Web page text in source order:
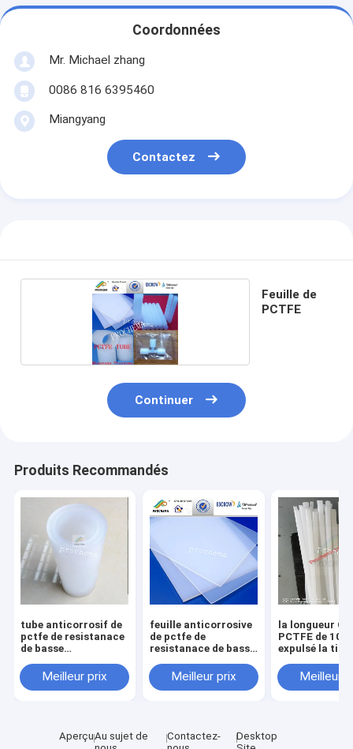
Coordonnées
Mr. Michael zhang
0086 816 6395460
Miangyang
Contactez
Feuille de
PCTFE
Continuer
Produits Recommandés
tube anticorrosif de
pctfe de resistanace
de basse
Meilleur prix
feuille anticorrosive
de pctfe de
resistanace de basse
Meilleur prix
la longueur
PCTFE de
expulsé la tige
Meilleur
AperçuAu sujet de
Contactez-
Desktop